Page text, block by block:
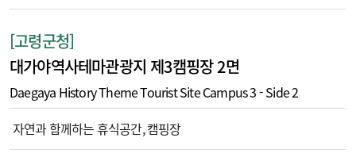
[고령군청]
대가야역사테마관광지 제3캠핑장 2면
Daegaya History Theme Tourist Site Campus 3 - Side 2
자연과 함께하는 휴식공간, 캠핑장